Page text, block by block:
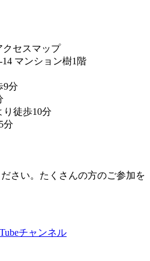
マンション樹1階
9分
徒歩10分
分
さい。たくさんの方のご参加を